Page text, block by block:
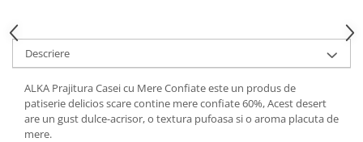
Descriere
ALKA Prajitura Casei cu Mere Confiate este un produs de
patiserie delicios scare contine mere confiate 60%, Acest desert
are un gust dulce-acrisor, o textura pufoasa si o aroma placuta de
mere.